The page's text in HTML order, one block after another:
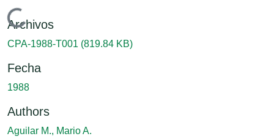
Cargando...
Archivos
CPA-1988-T001 (819.84 KB)
Fecha
1988
Authors
Aguilar M., Mario A.